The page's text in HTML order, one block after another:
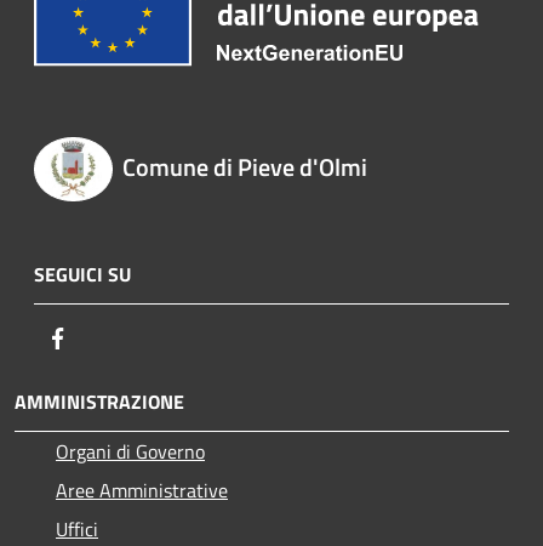
Comune di Pieve d'Olmi
SEGUICI SU
AMMINISTRAZIONE
Organi di Governo
Aree Amministrative
Uffici